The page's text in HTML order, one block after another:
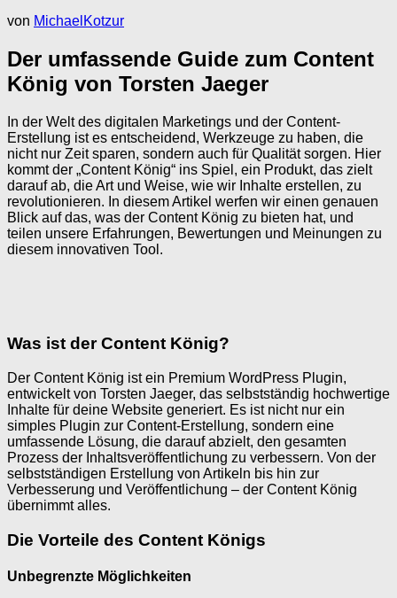
von MichaelKotzur
Der umfassende Guide zum Content
König von Torsten Jaeger
In der Welt des digitalen Marketings und der Content-
Erstellung ist es entscheidend, Werkzeuge zu haben, die
nicht nur Zeit sparen, sondern auch für Qualität sorgen. Hier
kommt der „Content König“ ins Spiel, ein Produkt, das zielt
darauf ab, die Art und Weise, wie wir Inhalte erstellen, zu
revolutionieren. In diesem Artikel werfen wir einen genauen
Blick auf das, was der Content König zu bieten hat, und
teilen unsere Erfahrungen, Bewertungen und Meinungen zu
diesem innovativen Tool.
Was ist der Content König?
Der Content König ist ein Premium WordPress Plugin,
entwickelt von Torsten Jaeger, das selbstständig hochwertige
Inhalte für deine Website generiert. Es ist nicht nur ein
simples Plugin zur Content-Erstellung, sondern eine
umfassende Lösung, die darauf abzielt, den gesamten
Prozess der Inhaltsveröffentlichung zu verbessern. Von der
selbstständigen Erstellung von Artikeln bis hin zur
Verbesserung und Veröffentlichung – der Content König
übernimmt alles.
Die Vorteile des Content Königs
Unbegrenzte Möglichkeiten